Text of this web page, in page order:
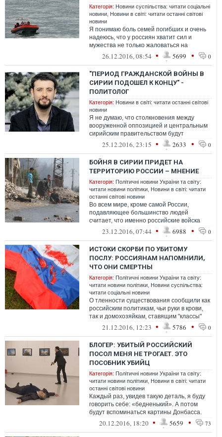
Категорія: Новини суспільства: читати соціальні
новини Новини в світі: читати останні світові
новини
Я понимаю боль семей погибших и очень
надеюсь, что у россиян хватит сил и
мужества не только жаловаться на
бездушность украинцев, но и потребовать
26.12.2016, 08:54 • 5699 • 0
"ПЕРИОД ГРАЖДАНСКОЙ ВОЙНЫ В
СИРИИ ПОДОШЕЛ К КОНЦУ" -
ПОЛИТОЛОГ
Категорія: Новини в світі: читати останні світові
новини
Я не думаю, что столкновения между
вооруженной оппозицией и центральным
сирийским правительством будут
нарастать. Остается две линии, по
которым может...
25.12.2016, 23:15 • 2633 • 0
БОЙНЯ В СИРИИ ПРИДЕТ НА
ТЕРРИТОРИЮ РОССИИ – МНЕНИЕ
Категорія: Політичні новини України та світу:
читати новини політики Новини в світі: читати
останні світові новини
Во всем мире, кроме самой России,
подавляющее большинство людей
считает, что именно российские войска
ответственны за смерть десятков тысяч
23.12.2016, 07:44 • 6988 • 0
ИСТОКИ СКОРБИ ПО УБИТОМУ
ПОСЛУ: РОССИЯНАМ НАПОМНИЛИ,
ЧТО ОНИ СМЕРТНЫ
Категорія: Політичні новини України та світу:
читати новини політики Новини суспільства:
читати соціальні новини
О тленности существования сообщили как
российским политикам, чьи руки в крови,
так и домохозяйкам, ставящим "классы"
публикациям о "святой "новороссии...
21.12.2016, 12:23 • 5786 • 0
БЛОГЕР: УБИТЫЙ РОССИЙСКИЙ
ПОСОЛ МЕНЯ НЕ ТРОГАЕТ. ЭТО
ПОСОБНИК УБИЙЦ
Категорія: Політичні новини України та світу:
читати новини політики Новини в світі: читати
останні світові новини
Каждый раз, увидев такую деталь, я буду
говорить себе: «бедненький». А потом
будут вспоминаться картины Донбасса.
Дома, разрушенные россиянами. Люди, ...
20.12.2016, 18:20 • 5659 • 73